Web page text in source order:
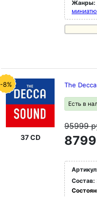
Жанры:
-8%
37 CD
The
Есть в
95999
Состав: